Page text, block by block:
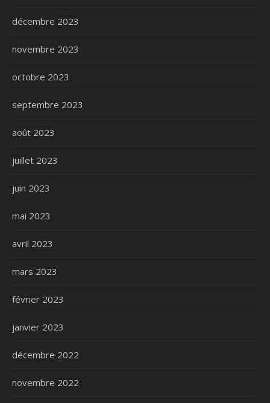
décembre 2023
novembre 2023
octobre 2023
septembre 2023
août 2023
juillet 2023
juin 2023
mai 2023
avril 2023
mars 2023
février 2023
janvier 2023
décembre 2022
novembre 2022